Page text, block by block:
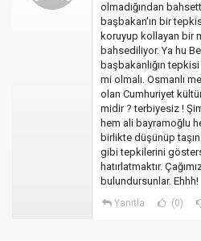
olmadığından
başbakan'ın bir
koruyup kollayan bir
bahsediliyor. Ya hu
başbakanlığın
mi olmalı. Osmanlı
olan Cumhuriyet
midir ? terbiyesiz !
hem ali bayramoğlu
birlikte düşünüp
gibi tepkilerini
hatırlatmaktır.
bulundursunlar. Ehhh!
Yanıtla (0)